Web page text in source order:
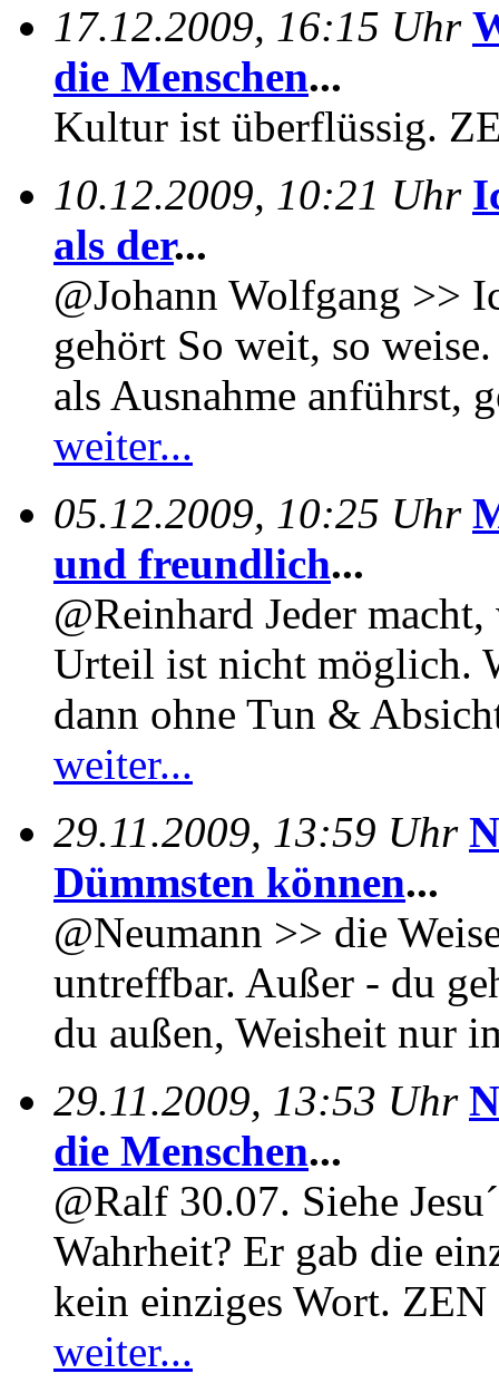
17.12.2009, 16:15 Uhr
die Menschen...
Kultur ist überflüssig.
10.12.2009, 10:21 Uhr
als der...
@Johann Wolfgang >>
gehört So weit, so
als Ausnahme anführst,
weiter...
05.12.2009, 10:25 Uhr
und freundlich...
@Reinhard Jeder
Urteil ist nicht möglich.
dann ohne Tun &
weiter...
29.11.2009, 13:59 Uhr
Dümmsten können...
@Neumann >> die
untreffbar. Außer - du
du außen, Weisheit nur
29.11.2009, 13:53 Uhr
die Menschen...
@Ralf 30.07. Siehe
Wahrheit? Er gab die
kein einziges Wort.
weiter...